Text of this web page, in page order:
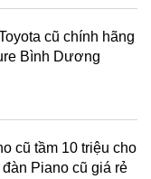
cũ chính hãng
Bình Dương
cũ tầm 10 triệu cho
Piano cũ giá rẻ